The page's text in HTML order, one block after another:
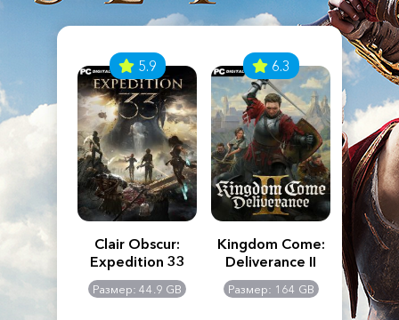
Creed
5.9
Clair Obscur:
Expedition 33
Размер: 44.9 GB
6.3
Kingdom Come:
Deliverance II
Размер: 164 GB
The